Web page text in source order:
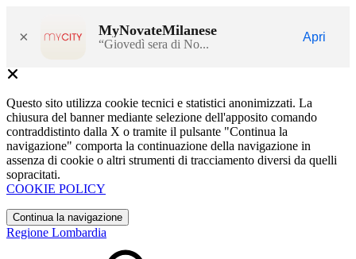
× MyNovateMilanese
“Giovedì sera di No...
Apri
Questo sito utilizza cookie tecnici e statistici anonimizzati. La
chiusura del banner mediante selezione dell'apposito comando
contraddistinto dalla X o tramite il pulsante "Continua la
navigazione" comporta la continuazione della navigazione in
assenza di cookie o altri strumenti di tracciamento diversi da quelli
sopracitati.
COOKIE POLICY
Continua la navigazione
Regione Lombardia